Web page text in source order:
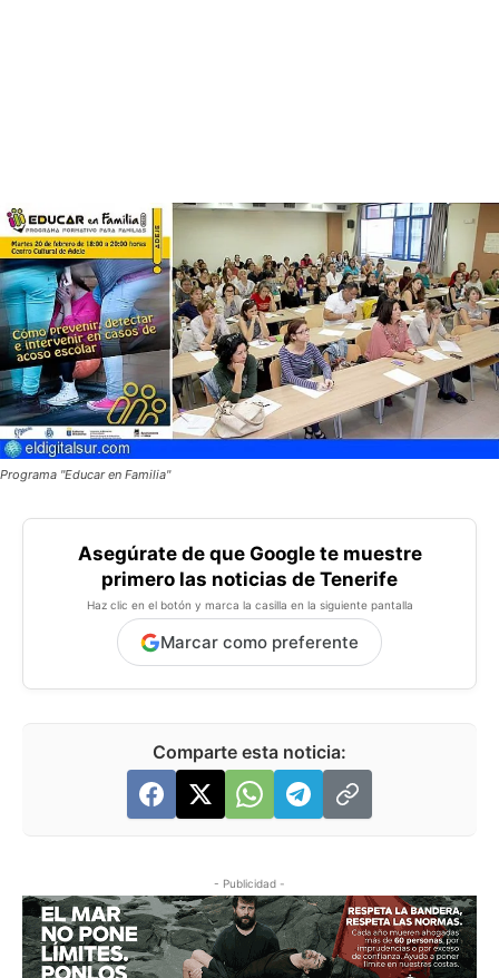
Programa "Educar en Familia"
Asegúrate de que Google te muestre
primero las noticias de Tenerife
Haz clic en el botón y marca la casilla en la siguiente pantalla
Marcar como preferente
Comparte esta noticia:
- Publicidad -